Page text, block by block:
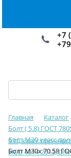
+7
Главная Каталог
Болт ( 5.8) ГОСТ
931, класс
Болт М30 класс
ИСО 4014-2013, DIN
Болт М30х 70.58